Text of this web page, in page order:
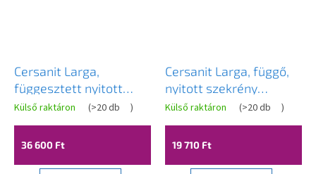
Cersanit Larga,
függesztett nyitott
szekrény 80x40x14 cm,
fehér, S932-084
Külső raktáron (>20 db )
36 600 Ft
Cersanit Larga, függő,
nyitott szekrény
40x28cm, fehér, S932-
081
Külső raktáron (>20 db )
19 710 Ft